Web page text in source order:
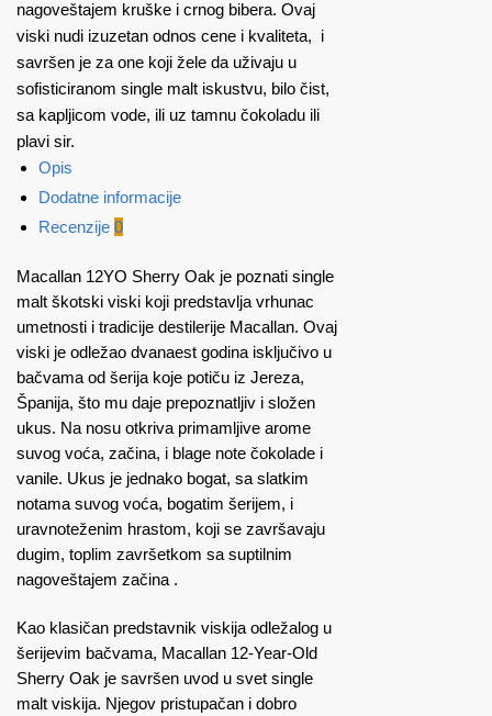
nagoveštajem kruške i crnog bibera. Ovaj
viski nudi izuzetan odnos cene i kvaliteta, i
savršen je za one koji žele da uživaju u
sofisticiranom single malt iskustvu, bilo čist,
sa kapljicom vode, ili uz tamnu čokoladu ili
plavi sir​.
Opis
Dodatne informacije
Recenzije 0
Macallan 12YO Sherry Oak je poznati single
malt škotski viski koji predstavlja vrhunac
umetnosti i tradicije destilerije Macallan. Ovaj
viski je odležao dvanaest godina isključivo u
bačvama od šerija koje potiču iz Jereza,
Španija, što mu daje prepoznatljiv i složen
ukus. Na nosu otkriva primamljive arome
suvog voća, začina, i blage note čokolade i
vanile. Ukus je jednako bogat, sa slatkim
notama suvog voća, bogatim šerijem, i
uravnoteženim hrastom, koji se završavaju
dugim, toplim završetkom sa suptilnim
nagoveštajem začina​ ​.
Kao klasičan predstavnik viskija odležalog u
šerijevim bačvama, Macallan 12-Year-Old
Sherry Oak je savršen uvod u svet single
malt viskija. Njegov pristupačan i dobro